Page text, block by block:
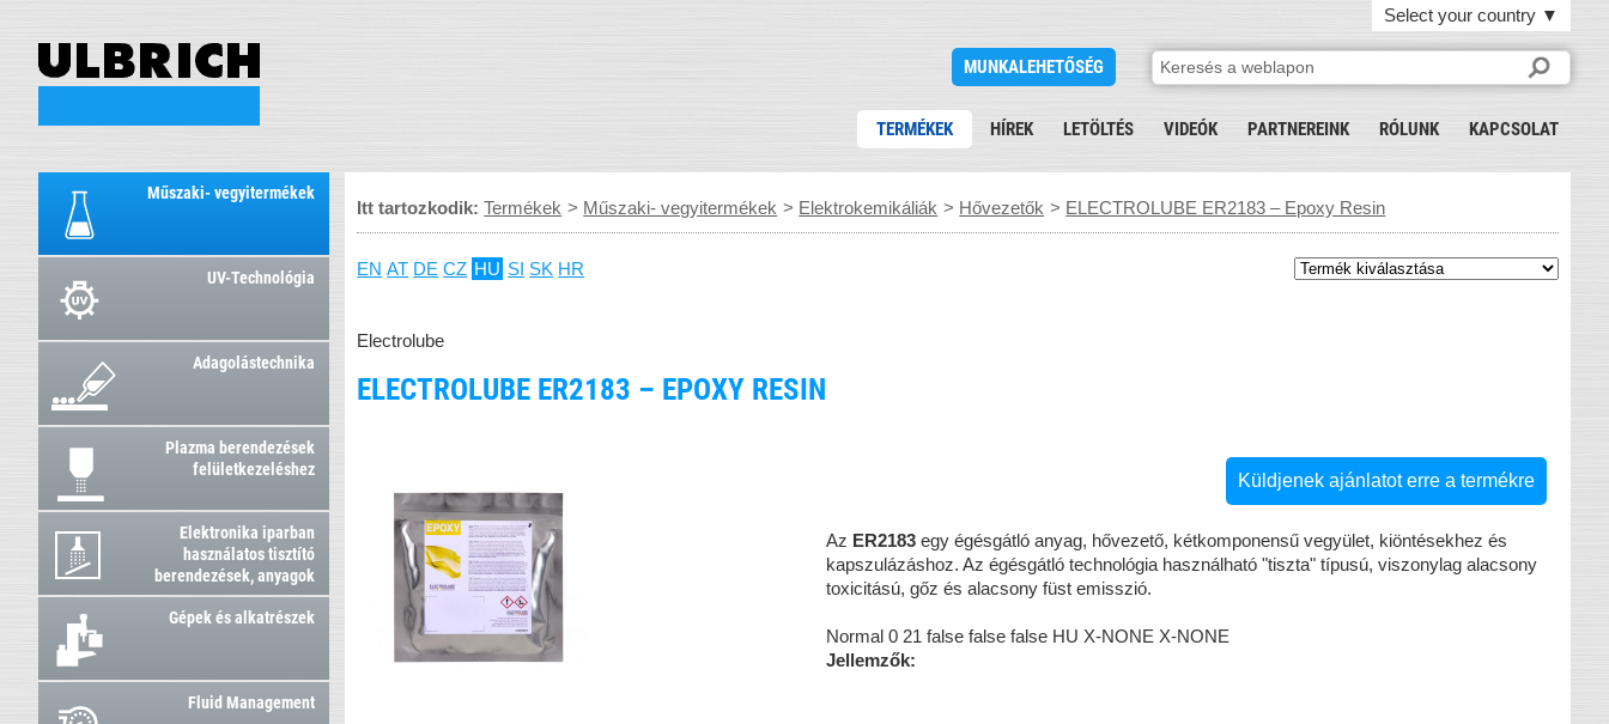
Select your country ▼
MUNKALEHETŐSÉG
TERMÉKEK HÍREK LETÖLTÉS VIDEÓK PARTNEREINK RÓLUNK KAPCSOLAT
Műszaki- vegyitermékek
UV-Technológia
Adagolástechnika
Plazma berendezések
felületkezeléshez
Elektronika iparban
használatos tisztító
berendezések, anyagok
Gépek és alkatrészek
Fluid Management
Itt tartozkodik:Termékek > Műszaki- vegyitermékek > Elektrokemikáliák > Hővezetők > ELECTROLUBE ER2183 – Epoxy Resin
EN AT DE CZ HU SI SK HR
Electrolube
ELECTROLUBE ER2183 – EPOXY RESIN
Küldjenek ajánlatot erre a termékre
Az ER2183egy égésgátló anyag, hővezető, kétkomponensű vegyület, kiöntésekhez és
kapszulázáshoz. Az égésgátló technológia használható "tiszta" típusú, viszonylag alacsony
toxicitású, gőz és alacsony füst emisszió.
Normal 0 21 false false false HU X-NONE X-NONE
Jellemzők: